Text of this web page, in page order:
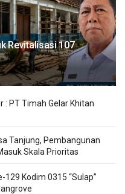
Revitalisasi 107
: PT Timah Gelar Khitan
Tanjung, Pembangunan
Skala Prioritas
129 Kodim 0315 “Sulap”